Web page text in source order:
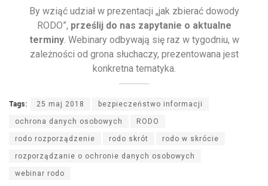
By wziąć udział w prezentacji „jak zbierać dowody
RODO”, prześlij do nas zapytanie o aktualne
terminy. Webinary odbywają się raz w tygodniu, w
zależności od grona słuchaczy, prezentowana jest
konkretna tematyka.
Tags: 25 maj 2018 bezpieczeństwo informacji
ochrona danych osobowych RODO
rodo rozporządzenie rodo skrót rodo w skrócie
rozporządzanie o ochronie danych osobowych
webinar rodo